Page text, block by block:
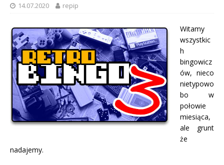
14.07.2020 repip
Witamy
wszystkic
h
bingowicz
ów, nieco
nietypowo
bo w
połowie
miesiąca,
ale grunt
że
nadajemy.